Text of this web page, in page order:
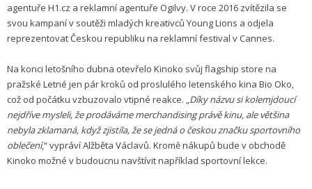
agentuře H1.cz a reklamní agentuře Ogilvy. V roce 2016 zvítězila se
svou kampaní v soutěži mladých kreativců Young Lions a odjela
reprezentovat Českou republiku na reklamní festival v Cannes.
Na konci letošního dubna otevřelo Kinoko svůj flagship store na
pražské Letné jen pár kroků od proslulého letenského kina Bio Oko,
což od počátku vzbuzovalo vtipné reakce. „Díky názvu si kolemjdoucí
nejdříve mysleli, že prodáváme merchandising právě kinu, ale většina
nebyla zklamaná, když zjistila, že se jedná o českou značku sportovního
oblečení,“ vypráví Alžběta Václavů. Kromě nákupů bude v obchodě
Kinoko možné v budoucnu navštívit například sportovní lekce.